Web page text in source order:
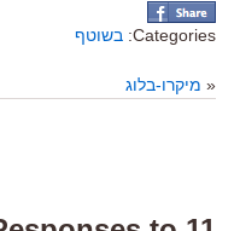
Categories: בשוטף
« מיקרו-בלוג